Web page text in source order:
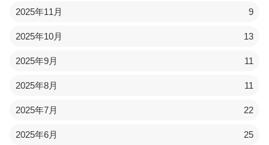
2025年11月 9
2025年10月 13
2025年9月 11
2025年8月 11
2025年7月 22
2025年6月 25